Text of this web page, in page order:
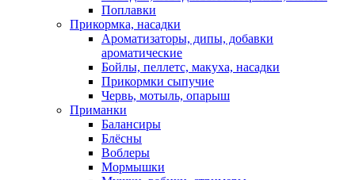
Поплавки
Прикормка, насадки
Ароматизаторы, дипы, добавки
ароматические
Бойлы, пеллетс, макуха, насадки
Прикормки сыпучие
Червь, мотыль, опарыш
Приманки
Балансиры
Блёсны
Воблеры
Мормышки